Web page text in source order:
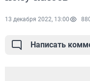
13 декабря 2022, 13:00
Написать